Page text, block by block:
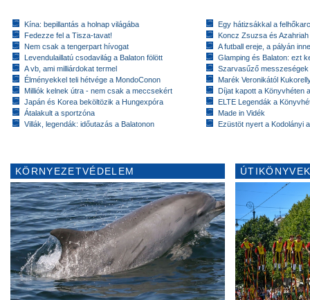
Kína: bepillantás a holnap világába
Fedezze fel a Tisza-tavat!
Nem csak a tengerpart hívogat
Levendulaillatú csodavilág a Balaton fölött
A vb, ami milliárdokat termel
Élményekkel teli hétvége a MondoConon
Milliók kelnek útra - nem csak a meccsekért
Japán és Korea beköltözik a Hungexpóra
Átalakult a sportzóna
Villák, legendák: időutazás a Balatonon
Egy hátizsákkal a
Koncz Zsuzsa és
A futball ereje, a pályán
Glamping és Balaton: ezt
Szarvasűző messzeségek
Marék Veronikától
Díjat kapott a Könyvhéten
ELTE Legendák a
Made in Vidék
Ezüstöt nyert a Kodolányi
KÖRNYEZETVÉDELEM